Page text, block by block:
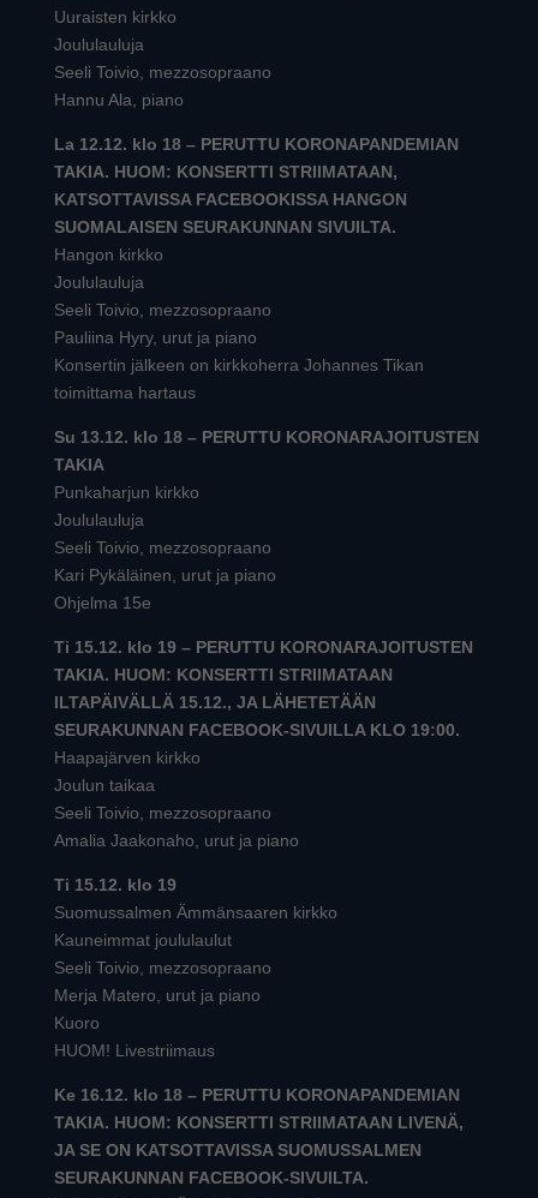
Uuraisten kirkko
Joululauluja
Seeli Toivio, mezzosopraano
Hannu Ala, piano
La 12.12. klo 18 – PERUTTU KORONAPANDEMIAN
TAKIA. HUOM: KONSERTTI STRIIMATAAN,
KATSOTTAVISSA FACEBOOKISSA HANGON
SUOMALAISEN SEURAKUNNAN SIVUILTA.
Hangon kirkko
Joululauluja
Seeli Toivio, mezzosopraano
Pauliina Hyry, urut ja piano
Konsertin jälkeen on kirkkoherra Johannes Tikan
toimittama hartaus
Su 13.12. klo 18 – PERUTTU KORONARAJOITUSTEN
TAKIA
Punkaharjun kirkko
Joululauluja
Seeli Toivio, mezzosopraano
Kari Pykäläinen, urut ja piano
Ohjelma 15e
Ti 15.12. klo 19 – PERUTTU KORONARAJOITUSTEN
TAKIA. HUOM: KONSERTTI STRIIMATAAN
ILTAPÄIVÄLLÄ 15.12., JA LÄHETETÄÄN
SEURAKUNNAN FACEBOOK-SIVUILLA KLO 19:00.
Haapajärven kirkko
Joulun taikaa
Seeli Toivio, mezzosopraano
Amalia Jaakonaho, urut ja piano
Ti 15.12. klo 19
Suomussalmen Ämmänsaaren kirkko
Kauneimmat joululaulut
Seeli Toivio, mezzosopraano
Merja Matero, urut ja piano
Kuoro
HUOM! Livestriimaus
Ke 16.12. klo 18 – PERUTTU KORONAPANDEMIAN
TAKIA. HUOM: KONSERTTI STRIIMATAAN LIVENÄ,
JA SE ON KATSOTTAVISSA SUOMUSSALMEN
SEURAKUNNAN FACEBOOK-SIVUILTA.